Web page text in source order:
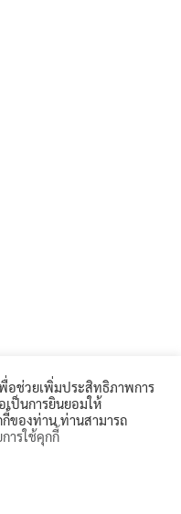
ะงานทะเบียน
สนับสนุนการศึกษา
RESERVED.
พื่อช่วยเพิ่มประสิทธิภาพการ
เป็นการยินยอมให้
ของท่าน ท่านสามารถ
ารใช้คุกกี้